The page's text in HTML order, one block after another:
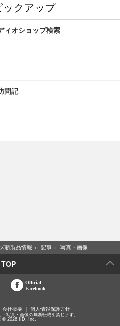
ックアップ
ィオショップ検索
問記
新製品情報 › 記事 › 写真・画像
TOP
Official
Facebook
会社概要 個人情報保護方針
写真・画像の無断転載を禁じます。
© 2026 IID, Inc.